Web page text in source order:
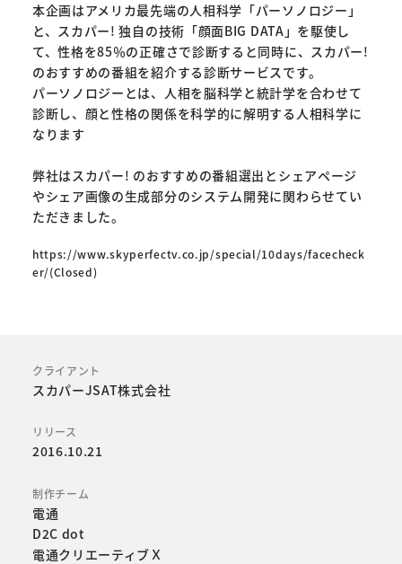
本企画はアメリカ最先端の人相科学「パーソノロジー」
と、スカパー! 独自の技術「顔面BIG DATA」を駆使し
て、性格を85％の正確さで診断すると同時に、スカパー!
のおすすめの番組を紹介する診断サービスです。
パーソノロジーとは、人相を脳科学と統計学を合わせて
診断し、顔と性格の関係を科学的に解明する人相科学に
なります
弊社はスカパー! のおすすめの番組選出とシェアページ
やシェア画像の生成部分のシステム開発に関わらせてい
ただきました。
https://www.skyperfectv.co.jp/special/10days/facecheck
er/(Closed)
クライアント
スカパーJSAT株式会社
リリース
2016.10.21
制作チーム
電通
D2C dot
電通クリエーティブＸ